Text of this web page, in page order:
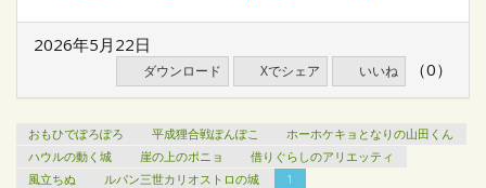
2026年5月22日
ダウンロード Xでシェア いいね （0）
おもひでぽろぽろ 平成狸合戦ぽんぽこ
ホーホケキョとなりの山田くん
ハウルの動く城
崖の上のポニョ
借りぐらしのアリエッティ
風立ちぬ
ルパン三世カリオストロの城 1